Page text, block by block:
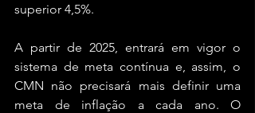
superior 4,5%.
A partir de 2025, entrará em vigor o
sistema de meta contínua e, assim, o
CMN não precisará mais definir uma
meta de inflação a cada ano. O